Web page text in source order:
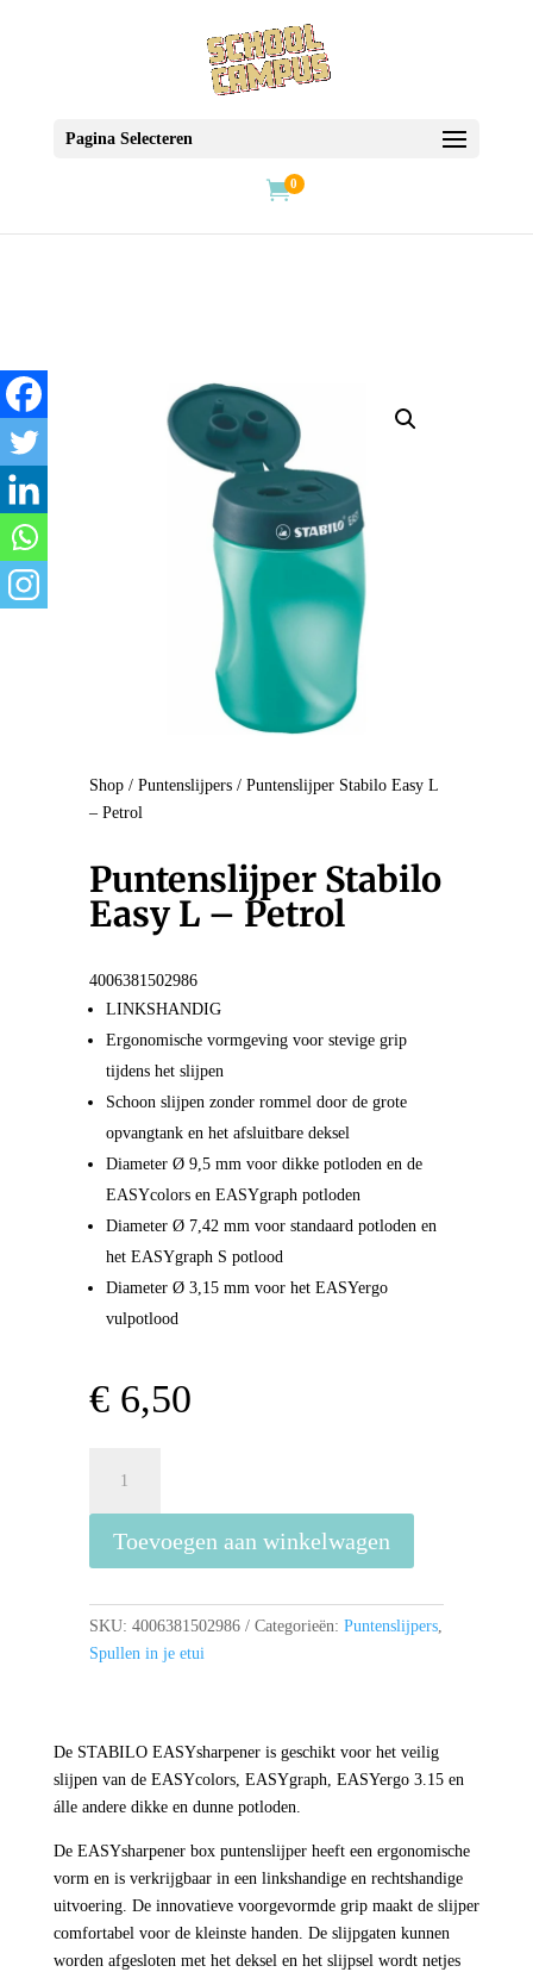
Pagina Selecteren
0
Shop/ Puntenslijpers/ Puntenslijper Stabilo Easy L
– Petrol
Puntenslijper Stabilo
Easy L – Petrol
4006381502986
LINKSHANDIG
Ergonomische vormgeving voor stevige grip
tijdens het slijpen
Schoon slijpen zonder rommel door de grote
opvangtank en het afsluitbare deksel
Diameter Ø 9,5 mm voor dikke potloden en de
EASYcolors en EASYgraph potloden
Diameter Ø 7,42 mm voor standaard potloden en
het EASYgraph S potlood
Diameter Ø 3,15 mm voor het EASYergo
vulpotlood
€6,50
Stabilo
Easy
-
aantal
Toevoegen aan winkelwagen
SKU: 4006381502986 Categorieën: Puntenslijpers,
Spullen in je etui
De STABILO EASYsharpener is geschikt voor het veilig
slijpen van de EASYcolors, EASYgraph, EASYergo 3.15 en
álle andere dikke en dunne potloden.
De EASYsharpener box puntenslijper heeft een ergonomische
vorm en is verkrijgbaar in een linkshandige en rechtshandige
uitvoering. De innovatieve voorgevormde grip maakt de slijper
comfortabel voor de kleinste handen. De slijpgaten kunnen
worden afgesloten met het deksel en het slijpsel wordt netjes